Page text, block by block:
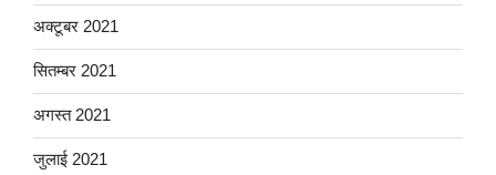
अक्टूबर 2021
सितम्बर 2021
अगस्त 2021
जुलाई 2021